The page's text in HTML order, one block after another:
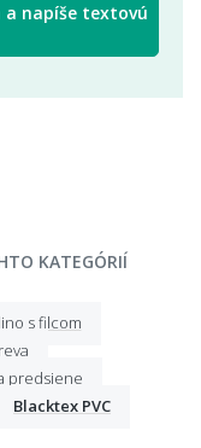
napíše textovú
KATEGÓRIÍ
s filcom
predsiene
Blacktex PVC